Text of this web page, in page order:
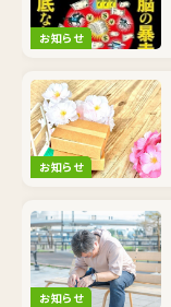
お知らせ
お知らせ
お知らせ